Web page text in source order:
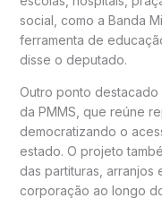
social, como a Banda
ferramenta de
disse o deputado.
Outro ponto
da PMMS, que reúne
democratizando o
estado. O projeto
das partituras, arranjos
corporação ao longo